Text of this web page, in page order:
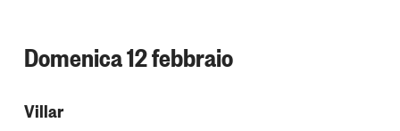
Domenica 12 febbraio
Villar